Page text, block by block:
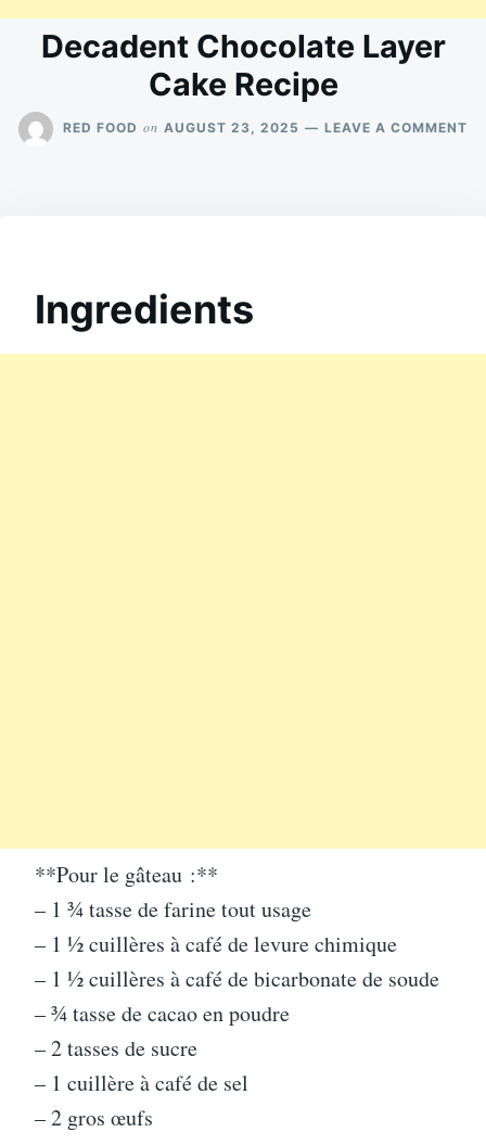
Decadent Chocolate Layer
Cake Recipe
RED FOOD on AUGUST 23, 2025 LEAVE A COMMENT
Ingredients
**Pour le gâteau :**
– 1 ¾ tasse de farine tout usage
– 1 ½ cuillères à café de levure chimique
– 1 ½ cuillères à café de bicarbonate de soude
– ¾ tasse de cacao en poudre
– 2 tasses de sucre
– 1 cuillère à café de sel
– 2 gros œufs